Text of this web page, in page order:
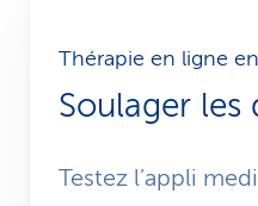
Thérapie en ligne
Soulager les
Testez l’appli